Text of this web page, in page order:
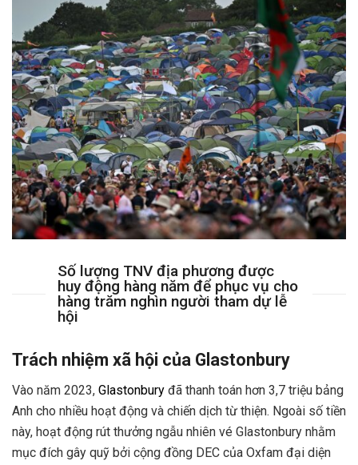
Số lượng TNV địa phương được
huy động hàng năm để phục vụ cho
hàng trăm nghìn người tham dự lễ
hội
Trách nhiệm xã hội của Glastonbury
Vào năm 2023, Glastonbury đã thanh toán hơn 3,7 triệu bảng
Anh cho nhiều hoạt động và chiến dịch từ thiện. Ngoài số tiền
này, hoạt động rút thưởng ngẫu nhiên vé Glastonbury nhằm
mục đích gây quỹ bởi cộng đồng DEC của Oxfam đại diện